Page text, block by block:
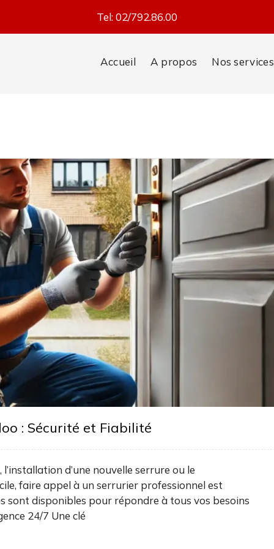
Tel:02/792.86.00
Accueil A propos Nos services
: Sécurité et Fiabilité
d’une nouvelle serrure ou le
faire appel à un serrurier professionnel est
sont disponibles pour répondre à tous vos besoins
24/7 Une clé